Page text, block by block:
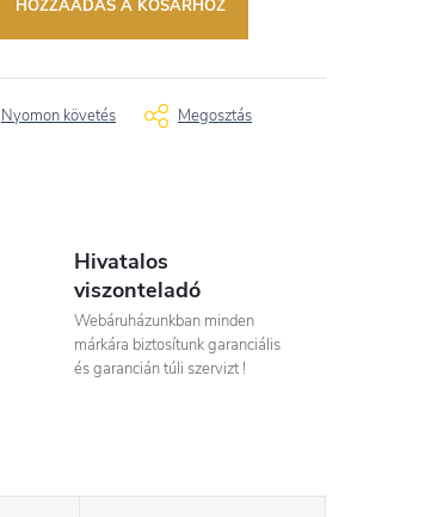
HOZZÁADÁS A KOSÁRHOZ
Nyomon követés Megosztás
Hivatalos
viszonteladó
Webáruházunkban minden
márkára biztosítunk garanciális
és garancián túli szervizt !